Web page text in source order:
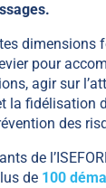
dimensions
pour
agir sur
la fidélisation
des
de
de 100